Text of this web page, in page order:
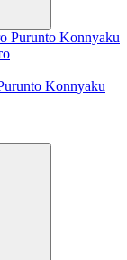
Konnyaku